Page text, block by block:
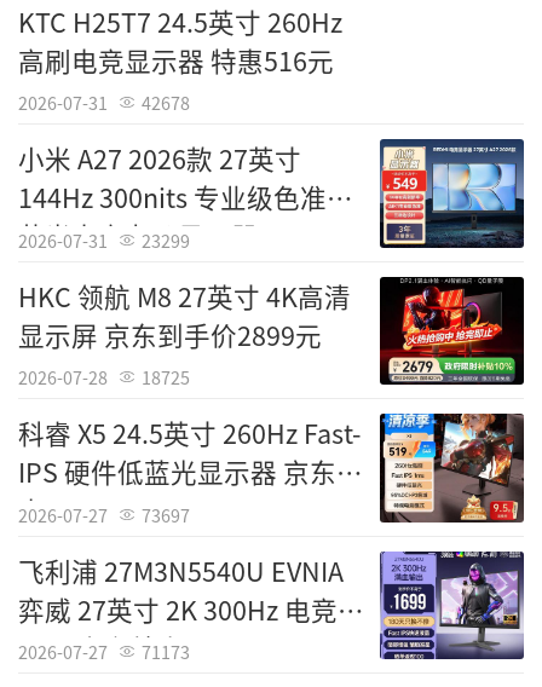
KTC H25T7 24.5英寸 260Hz
高刷电竞显示器 特惠516元
2026-07-31 42678
小米 A27 2026款 27英寸
144Hz 300nits 专业级色准低
蓝光电竞办公显示器522元
2026-07-31 23299
HKC 领航 M8 27英寸 4K高清
显示屏 京东到手价2899元
2026-07-28 18725
科睿 X5 24.5英寸 260Hz Fast-
IPS 硬件低蓝光显示器 京东特
惠519元
2026-07-27 73697
飞利浦 27M3N5540U EVNIA
弈威 27英寸 2K 300Hz 电竞显
示器 京东特惠1449元
2026-07-27 71173